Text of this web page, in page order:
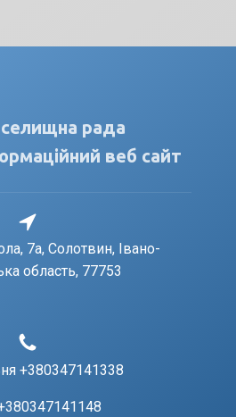
рада
веб сайт
7a, Солотвин, Івано-
область, 77753
+380347141338